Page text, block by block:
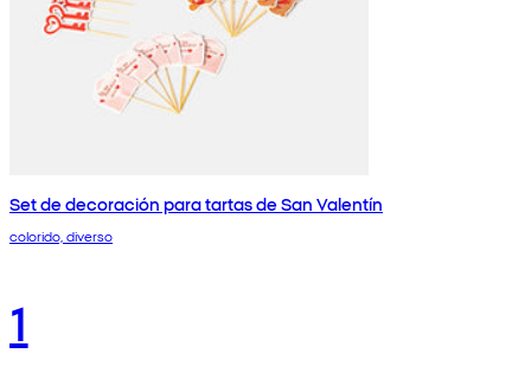
Set de decoración para tartas de San Valentín
colorido, diverso
1